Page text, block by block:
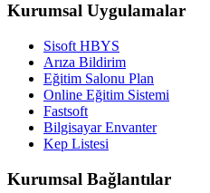
Kurumsal Uygulamalar
Sisoft HBYS
Arıza Bildirim
Eğitim Salonu Plan
Online Eğitim Sistemi
Fastsoft
Bilgisayar Envanter
Kep Listesi
Kurumsal Bağlantılar